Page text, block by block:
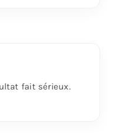
fait sérieux.